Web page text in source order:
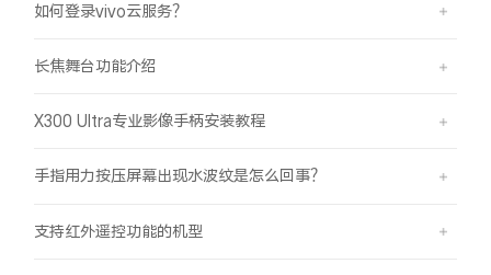
如何登录vivo云服务？
长焦舞台功能介绍
X300 Ultra专业影像手柄安装教程
手指用力按压屏幕出现水波纹是怎么回事？
支持红外遥控功能的机型